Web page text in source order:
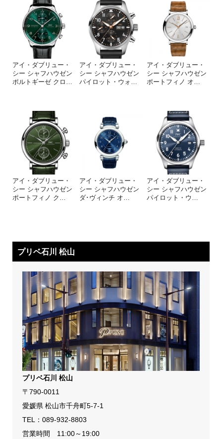
アイ・ダブリュー・
シー シャフハウゼン
ポルトギーゼ クロ …
アイ・ダブリュー・
シー シャフハウゼン
パイロット・ウォ …
アイ・ダブリュー・
シー シャフハウゼン
ポートフィノ オ…
アイ・ダブリュー・
シー シャフハウゼン
ポートフィノ ク
アイ・ダブリュー・
シー シャフハウゼン
ダ･ヴィンチ オ
アイ・ダブリュー・
シー シャフハウゼン
パイロット・ウ
プリベ石川 松山
プリベ石川 松山
〒790-0011
愛媛県 松山市千舟町5-7-1
TEL： 089-932-8803
営業時間 11:00～19:00